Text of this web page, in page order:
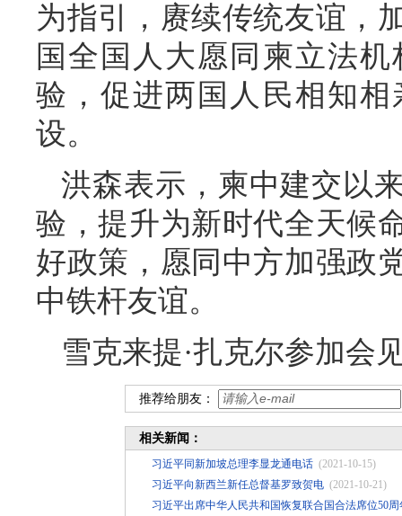
为指引，赓续传统友谊，
国全国人大愿同柬立法
验，促进两国人民相知
设。
洪森表示，柬中建交以
验，提升为新时代全天候
好政策，愿同中方加强政
中铁杆友谊。
雪克来提·扎克尔参加会
推荐给朋友：
相关新闻：
习近平同新加坡总理李显龙通电话 (2021-10-15)
习近平向新西兰新任总督基罗致贺电 (2021-10-21)
习近平出席中华人民共和国恢复联合国合法席位50